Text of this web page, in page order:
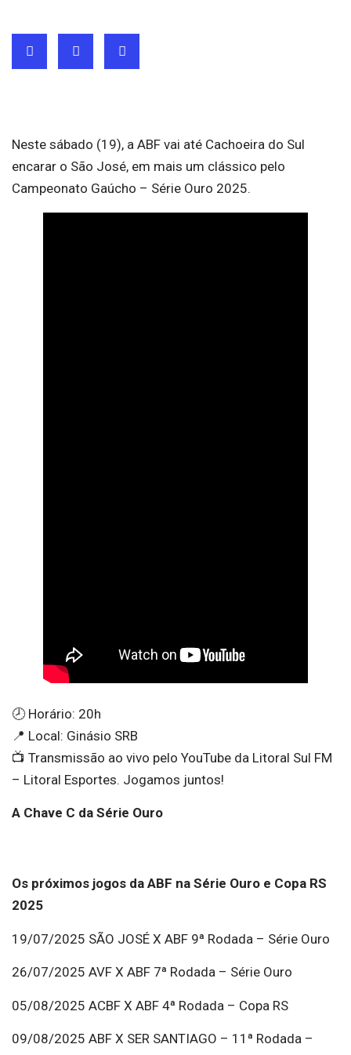
Neste sábado (19), a ABF vai até Cachoeira do Sul
encarar o São José, em mais um clássico pelo
Campeonato Gaúcho – Série Ouro 2025.
🕗 Horário: 20h
📍 Local: Ginásio SRB
📺 Transmissão ao vivo pelo YouTube da Litoral Sul FM
– Litoral Esportes. Jogamos juntos!
A Chave C da Série Ouro
Os próximos jogos da ABF na Série Ouro e Copa RS
2025
19/07/2025 SÃO JOSÉ X ABF 9ª Rodada – Série Ouro
26/07/2025 AVF X ABF 7ª Rodada – Série Ouro
05/08/2025 ACBF X ABF 4ª Rodada – Copa RS
09/08/2025 ABF X SER SANTIAGO – 11ª Rodada –